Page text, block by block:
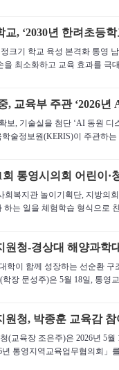
교, ‘2030년 한려초등
크기 학교 육성 본격화 통영
을 최소화하고 교육 효과를 극
, 교육부 주관 ‘2026
보, 기술실을 첨단 ‘AI 동원
술정보원(KERIS)이 주관하는
회 통영시의회 어린이·
회복지관 놀이기획단, 지방의
하는 일을 체험학습 형식으로
원청-경상대 해양과학
학이 함께 성장하는 선순환
장 문성주)은 5월 18일, 통영
원청, 박종훈 교육감
(교육장 조은주)은 2026년 5
년 통영지역교육업무협의회」